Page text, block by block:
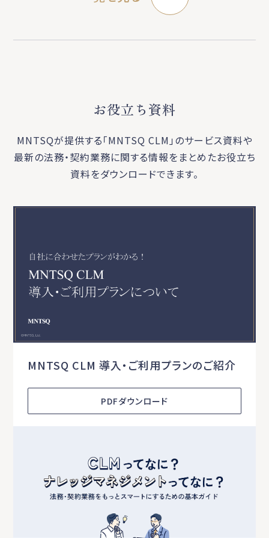
お役立ち資料
MNTSQが提供する「MNTSQ CLM」のサービス資料や
最新の法務・契約業務に関する情報をまとめたお役立ち
資料をダウンロードできます。
MNTSQ CLM 導入・ご利用プランのご紹介
PDFダウンロード